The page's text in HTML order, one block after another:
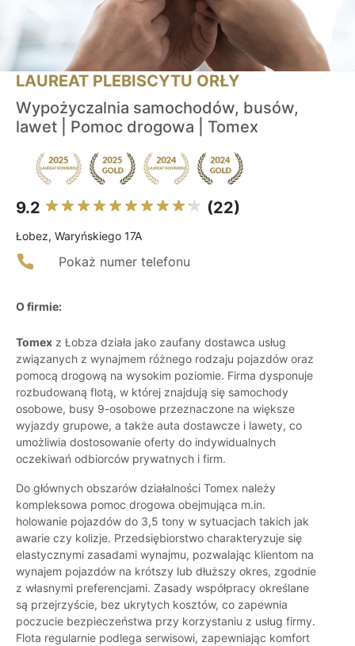
LAUREAT PLEBISCYTU ORŁY
Wypożyczalnia samochodów, busów,
lawet | Pomoc drogowa | Tomex
9.2 (22)
Łobez, Waryńskiego 17A
Pokaż numer telefonu
O firmie:
Tomex z Łobza działa jako zaufany dostawca usług
związanych z wynajmem różnego rodzaju pojazdów oraz
pomocą drogową na wysokim poziomie. Firma dysponuje
rozbudowaną flotą, w której znajdują się samochody
osobowe, busy 9-osobowe przeznaczone na większe
wyjazdy grupowe, a także auta dostawcze i lawety, co
umożliwia dostosowanie oferty do indywidualnych
oczekiwań odbiorców prywatnych i firm.
Do głównych obszarów działalności Tomex należy
kompleksowa pomoc drogowa obejmująca m.in.
holowanie pojazdów do 3,5 tony w sytuacjach takich jak
awarie czy kolizje. Przedsiębiorstwo charakteryzuje się
elastycznymi zasadami wynajmu, pozwalając klientom na
wynajem pojazdów na krótszy lub dłuższy okres, zgodnie
z własnymi preferencjami. Zasady współpracy określane
są przejrzyście, bez ukrytych kosztów, co zapewnia
poczucie bezpieczeństwa przy korzystaniu z usług firmy.
Flota regularnie podlega serwisowi, zapewniając komfort